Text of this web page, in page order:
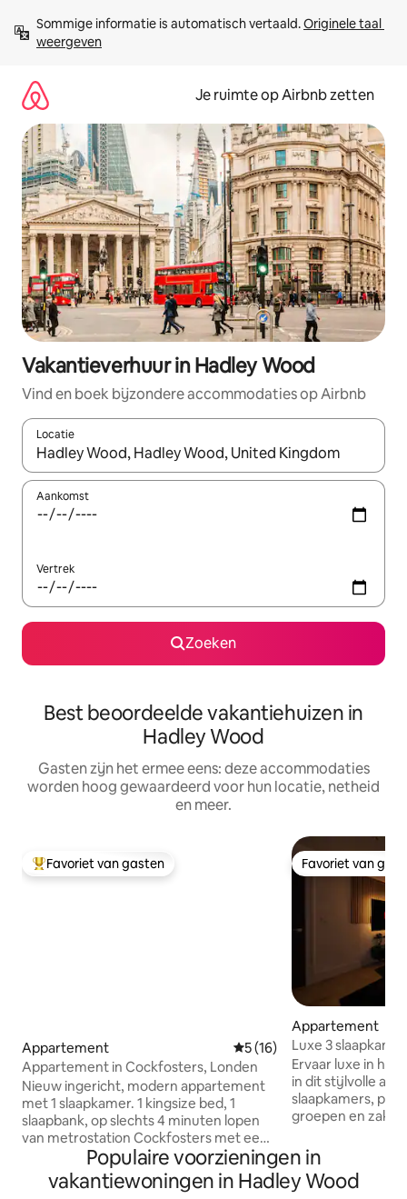
direct
naar
Sommige informatie is automatisch vertaald. Originele taal
weergeven
Je ruimte op Airbnb zetten
Vakantieverhuur in Hadley Wood
Vind en boek bijzondere accommodaties op Airbnb
Locatie
Wanneer er suggesties beschikbaar zijn, maak je een keuze
Aankomst
Vertrek
Zoeken
Best beoordeelde vakantiehuizen in
Hadley Wood
Gasten zijn het ermee eens: deze accommodaties
worden hoog gewaardeerd voor hun locatie, netheid
en meer.
Topfavoriet van gasten
Favoriet van gasten
Appartement Gemiddelde beoordeling
5 (16)
Appartement in Cockfosters, Londen
Nieuw ingericht, modern appartement
met 1 slaapkamer. 1 kingsize bed, 1
slaapbank, op slechts 4 minuten lopen
van metrostation Cockfosters met een
snelle, directe verbinding naar het
centrum van Londen. - Privépatio
buiten. - gratis privéparkeergelegenheid
Favoriet van
Favoriet van
Appartement
Luxe 3
bubbelbad,
slaapplaatsen
Ervaar luxe in het
in dit stijlvolle
slaapkamers,
groepen en
fitnessruimte,
volledig
comfortabele
Populaire voorzieningen in
vakantiewoningen in Hadley Wood